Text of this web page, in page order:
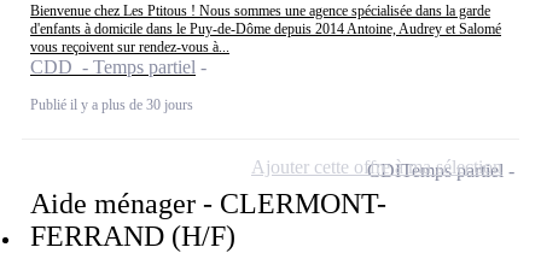
Bienvenue chez Les Ptitous ! Nous sommes une agence spécialisée dans la garde
d'enfants à domicile dans le Puy-de-Dôme depuis 2014 Antoine, Audrey et Salomé
vous reçoivent sur rendez-vous à...
CDD - Temps partiel
Publié il y a plus de 30 jours
Aide ménager - CLERMONT-
FERRAND (H/F)
CDITemps partiel
Ajouter cette offre à ma sélection